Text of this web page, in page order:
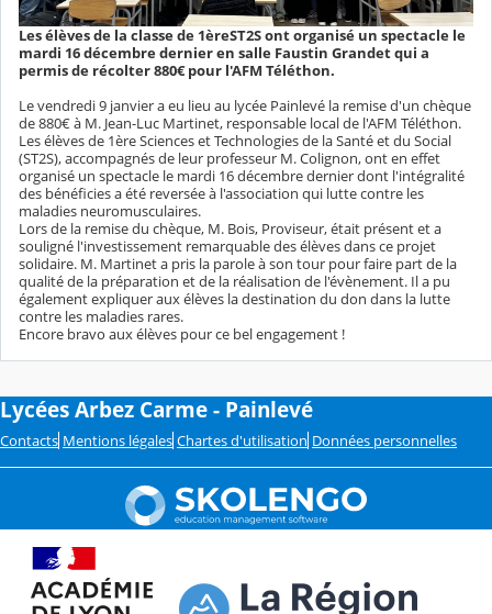
Les élèves de la classe de 1èreST2S ont organisé un spectacle le
mardi 16 décembre dernier en salle Faustin Grandet qui a
permis de récolter 880€ pour l'AFM Téléthon.
Le vendredi 9 janvier a eu lieu au lycée Painlevé la remise d'un chèque
de 880€ à M. Jean-Luc Martinet, responsable local de l'AFM Téléthon.
Les élèves de 1ère Sciences et Technologies de la Santé et du Social
(ST2S), accompagnés de leur professeur M. Colignon, ont en effet
organisé un spectacle le mardi 16 décembre dernier dont l'intégralité
des bénéficies a été reversée à l'association qui lutte contre les
maladies neuromusculaires.
Lors de la remise du chèque, M. Bois, Proviseur, était présent et a
souligné l'investissement remarquable des élèves dans ce projet
solidaire. M. Martinet a pris la parole à son tour pour faire part de la
qualité de la préparation et de la réalisation de l'évènement. Il a pu
également expliquer aux élèves la destination du don dans la lutte
contre les maladies rares.
Encore bravo aux élèves pour ce bel engagement !
Lycées Arbez Carme - Painlevé
Contacts Mentions légales Chartes d'utilisation Données personnelles